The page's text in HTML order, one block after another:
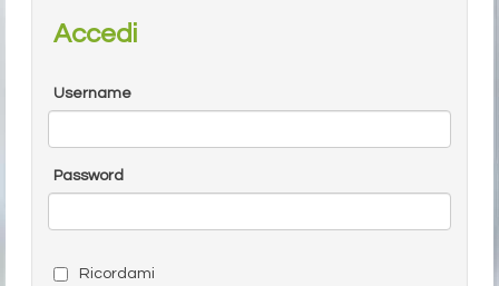
Accedi
Username
Password
Ricordami